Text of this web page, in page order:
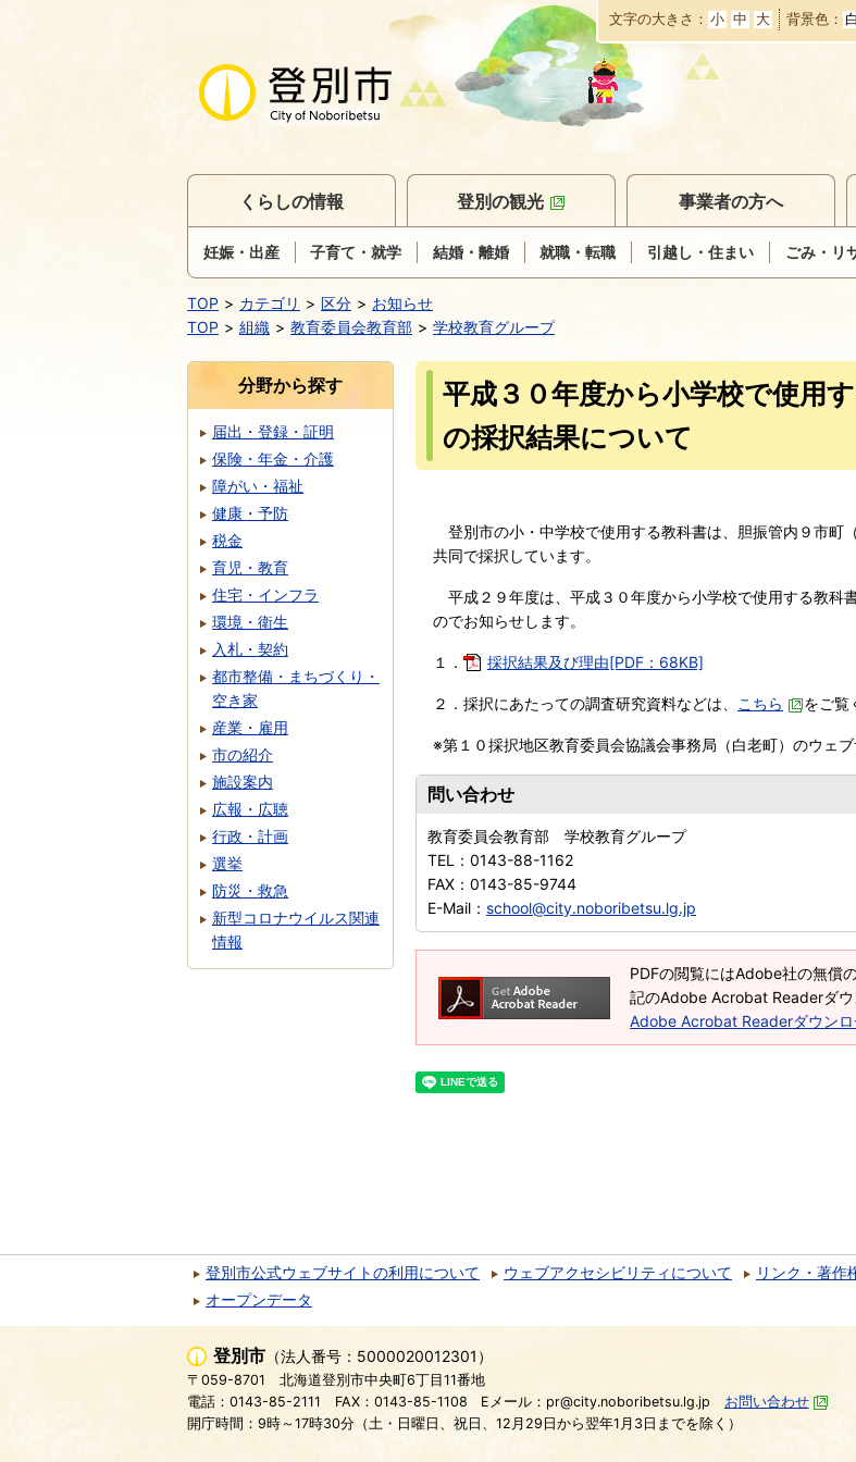
本
文
へ
移
動
文字の大きさ 小 中 大 背景色 白
くらしの情報
妊娠・出産 子育て・就学 結婚・離婚 就職・転職 引越し・住まい ごみ・リ
登別の観光 事業者の方へ
TOP カテゴリ 区分
お知らせ
TOP
組織 教育委員会教育部 学校教育グループ
平成３０年度から小学校で使用
の採択結果について
登別市の小・中学校で使用する教科書は、胆振管内９市町
共同で採択しています。
平成２９年度は、平成３０年度から小学校で使用する教
のでお知らせします。
１． 採択結果及び理由[PDF：68KB]
２．採択にあたっての調査研究資料などは、 こちら をご覧
※第１０採択地区教育委員会協議会事務局（白老町）のウェブ
問い合わせ
教育委員会教育部 学校教育グループ
TEL： 0143-88-1162
FAX： 0143-85-9744
E-Mail： school@city.noboribetsu.lg.jp
PDFの閲覧にはAdobe社の無償
記のAdobe Acrobat Readerダウ
Adobe Acrobat Readerダウンロ
分野から探す
届出・登録・証明
保険・年金・介護
障がい・福祉
健康・予防
税金
育児・教育
住宅・インフラ
環境・衛生
入札・契約
都市整備・まちづくり・
空き家
産業・雇用
市の紹介
施設案内
広報・広聴
行政・計画
選挙
防災・救急
新型コロナウイルス関連
情報
登別市公式ウェブサイトの利用について ウェブアクセシビリティについて リンク・著作
オープンデータ
登別市 （法人番号：5000020012301）
〒059-8701
北海道登別市中央町6丁目11番地
電話：0143-85-2111
FAX：0143-85-1108 Eメール：pr@city.noboribetsu.lg.jp
お問い合わせ
開庁時間：9時～17時30分（土・日曜日、祝日、12月29日から翌年1月3日までを除く）